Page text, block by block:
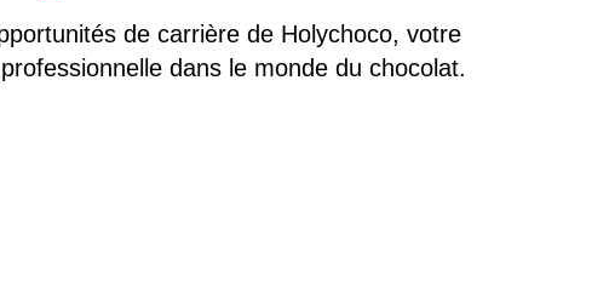
de carrière de Holychoco, votre
dans le monde du chocolat.